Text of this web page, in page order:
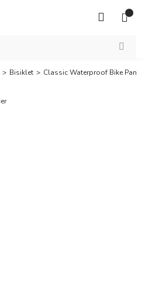
Bisiklet Classic Waterproof Bike